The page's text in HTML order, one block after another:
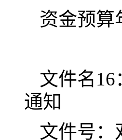
资金预算
文件名16
通知
文件号：